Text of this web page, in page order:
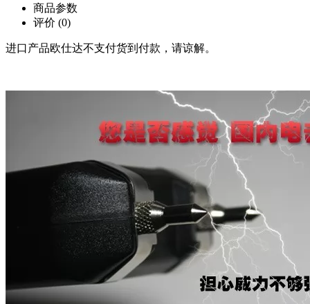
商品参数
评价 (0)
进口产品欧仕达不支付货到付款，请谅解。